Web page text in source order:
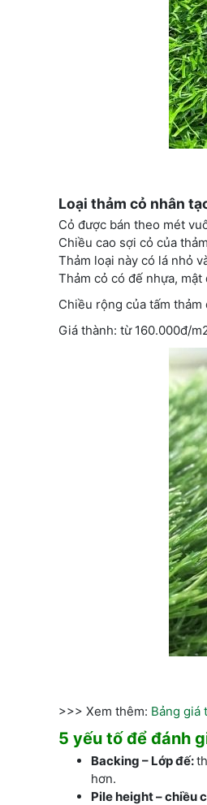
Loại thảm cỏ nhân
Cỏ được bán theo mét
Chiều cao sợi cỏ của
Thảm loại này có lá nhỏ
Thảm cỏ có đế nhựa, mật
Chiều rộng của tấm thảm
Giá thành: từ 160.000đ/
>>> Xem thêm: Bảng giá
5 yếu tố để đánh
Backing – Lớp đế:
hơn.
Pile height – chiều